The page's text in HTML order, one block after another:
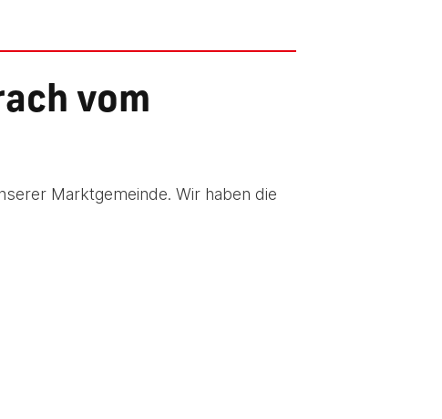
vom
Marktgemeinde. Wir haben die